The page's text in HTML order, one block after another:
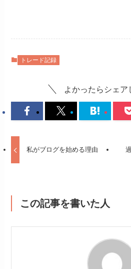
トレード記録
よかったらシェア
私がブログを始める理由
この記事を書いた人